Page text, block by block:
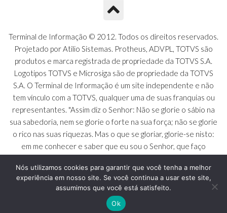
A1S - Notificacoes do Vendedor
A1U - Intermediadores
A1V - Schemas - Gestao de Vendas
A1W - Campos do Schema
A1X - CFDI Complemento Carta Porte
A1Y - Carta Porte - Localizacoes
A1Z - Carta Porte - Operadores
A20 - Nota Explicativa - PCO
A21 - FONTES FINANC.PPA
A22 - Itens Fontes Financ.PPA
A23 - Inflacao para metas anuais
A24 - PIB Estadual para metas anuais
A25 - Receitas e Despesas Metais Anu
A26 - Deducao da Receita - MCASP
A27 - Divida Publica - Metas Aunias
A28 - Juros para metas aunias
Terminal de Informação © 2012. Todos os direitos reservados.
Projetado por Atilio Sistemas. Protheus, ADVPL, TOTVS são
produtos e marca registrada de propriedade da TOTVS S.A.
Logotipos TOTVS e Microsiga são de propriedade da TOTVS
S.A. O Terminal de Informação é um site independente e não
tem vínculo com a TOTVS, qualquer uma de suas franquias ou
representantes. "Assim diz o Senhor: Não se glorie o sábio na
sua sabedoria, nem se glorie o forte na sua força; não se glorie
o rico nas suas riquezas. Mas o que se gloriar, glorie-se nisto:
em me conhecer e saber que eu sou o Senhor, que faço
Nós utilizamos cookies para garantir que você tenha a melhor
experiência em nosso site. Se você continua a usar este site,
assumimos que você está satisfeito.
Ok